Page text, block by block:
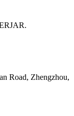
Road, Zhengzhou,